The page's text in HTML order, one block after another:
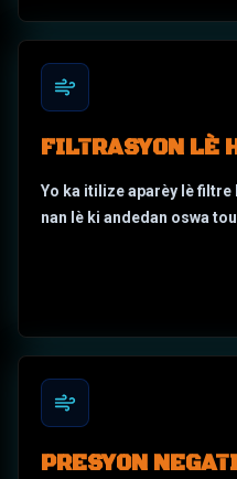
FILTRASYON LÈ
Yo ka itilize aparèy lè filtre
nan lè ki andedan oswa
PRESYON